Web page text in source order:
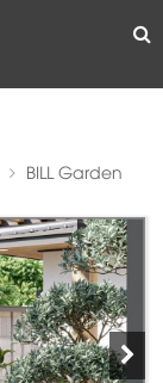
BILL Garden